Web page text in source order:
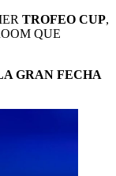
TROFEO CUP,
QUE
GRAN FECHA